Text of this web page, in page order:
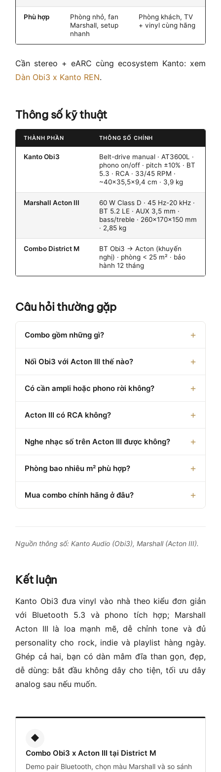
Phù hợp
Phòng nhỏ, fan
Marshall, setup
nhanh
Phòng khách, TV
+ vinyl cùng hãng
Cần stereo + eARC cùng ecosystem Kanto: xem
Dàn Obi3 x Kanto REN.
Thông số kỹ thuật
THÀNH PHẦN THÔNG SỐ CHÍNH
Kanto Obi3
Belt-drive manual · AT3600L ·
phono on/off · pitch ±10% · BT
5.3 · RCA · 33/45 RPM ·
~40×35,5×9,4 cm · 3,9 kg
Marshall Acton III
60 W Class D · 45 Hz-20 kHz ·
BT 5.2 LE · AUX 3,5 mm ·
bass/treble · 260×170×150 mm
· 2,85 kg
Combo District M
BT Obi3 → Acton (khuyến
nghị) · phòng < 25 m² · bảo
hành 12 tháng
Câu hỏi thường gặp
Combo gồm những gì?
Nối Obi3 với Acton III thế nào?
Có cần ampli hoặc phono rời không?
Acton III có RCA không?
Nghe nhạc số trên Acton III được không?
Phòng bao nhiêu m² phù hợp?
Mua combo chính hãng ở đâu?
Nguồn thông số: Kanto Audio (Obi3), Marshall (Acton III).
Kết luận
Kanto Obi3 đưa vinyl vào nhà theo kiểu đơn giản
với Bluetooth 5.3 và phono tích hợp; Marshall
Acton III là loa mạnh mẽ, dễ chỉnh tone và đủ
personality cho rock, indie và playlist hàng ngày.
Ghép cả hai, bạn có dàn mâm đĩa than gọn, đẹp,
dễ dùng: bắt đầu không dây cho tiện, tối ưu dây
analog sau nếu muốn.
◆
Combo Obi3 x Acton III tại District M
Demo pair Bluetooth, chọn màu Marshall và so sánh